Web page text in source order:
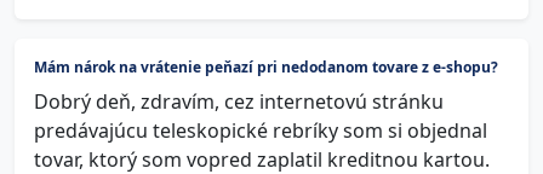
Mám nárok na vrátenie peňazí pri nedodanom tovare z e-shopu?
Dobrý deň, zdravím, cez internetovú stránku
predávajúcu teleskopické rebríky som si objednal
tovar, ktorý som vopred zaplatil kreditnou kartou.